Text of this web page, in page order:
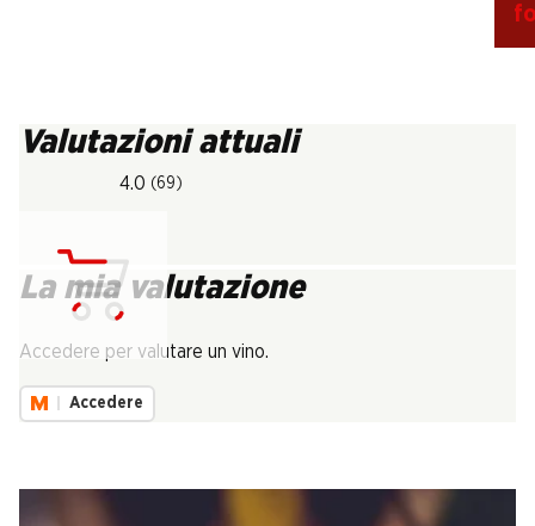
Valutazioni attuali
4.0 (69)
La mia valutazione
Accedere per valutare un vino.
Accedere